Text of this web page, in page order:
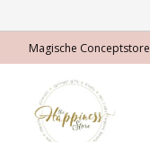
Magische